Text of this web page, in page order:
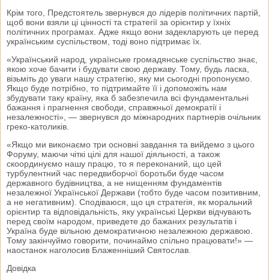
Крім того, Предстоятель звернувся до лідерів політичних партій,
щоб вони взяли ці цінності та стратегії за орієнтир у їхніх
політичних програмах. Адже якщо вони задекларують це перед
українським суспільством, тоді воно підтримає їх.
«Український народ, українське громадянське суспільство знає,
якою хоче бачити і будувати свою державу. Тому, будь ласка,
візьміть до уваги нашу стратегію, яку ми сьогодні пропонуємо.
Якщо буде потрібно, то підтримайте її і допоможіть нам
збудувати таку країну, яка б забезпечила всі фундаментальні
бажання і прагнення свободи, справжньої демократії і
незалежності», — звернувся до міжнародних партнерів очільник
греко-католиків.
«Якщо ми виконаємо три основні завдання та вийдемо з цього
Форуму, маючи чіткі цілі для нашої діяльності, а також
скоординуємо нашу працю, то я переконаний, що цей
турбулентний час передвиборчої боротьби буде часом
державного будівництва, а не нищенням фундаментів
незалежної Української Держави (тобто буде часом позитивним,
а не негативним). Сподіваюся, що ця стратегія, як моральний
орієнтир та відповідальність, яку українські Церкви відчувають
перед своїм народом, приведете до бажаних результатів і
Україна буде вільною демократичною незалежною державою.
Тому закінчуймо говорити, починаймо спільно працювати!» —
наостанок наголосив Блаженніший Святослав.
Довідка